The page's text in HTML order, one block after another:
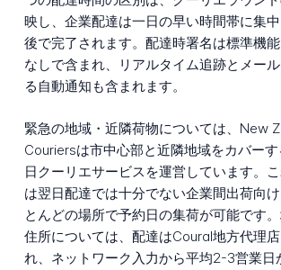
映し、企業配達は一日の早い時間帯に集
後で完了されます。配達時署名は標準機
なしで含まれ、リアルタイム追跡とメー
る自動通知も含まれます。
緊急の地域・近隣荷物については、New
Couriersは市中心部と近隣地域をカバーす
日クーリエサービスを運営しています。
は翌日配達では十分でない企業間出荷向
とんどの場所で予約日の集荷が可能です
住所については、配達はCoural地方代理
れ、ネットワーク入力から平均2-3営業日